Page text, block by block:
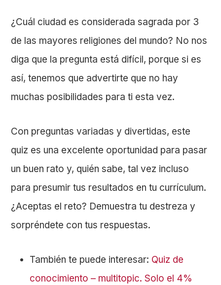
¿Cuál ciudad es considerada sagrada por 3
de las mayores religiones del mundo? No nos
diga que la pregunta está difícil, porque si es
así, tenemos que advertirte que no hay
muchas posibilidades para ti esta vez.
Con preguntas variadas y divertidas, este
quiz es una excelente oportunidad para pasar
un buen rato y, quién sabe, tal vez incluso
para presumir tus resultados en tu currículum.
¿Aceptas el reto? Demuestra tu destreza y
sorpréndete con tus respuestas.
También te puede interesar: Quiz de
conocimiento – multitopic. Solo el 4%